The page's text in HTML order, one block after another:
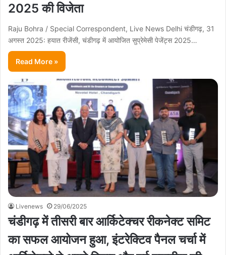
2025 की विजेता
Raju Bohra / Special Correspondent, Live News Delhi चंडीगढ़, 31
अगस्त 2025: हयात रीजेंसी, चंडीगढ़ में आयोजित सुप्रेमेसी पेजेंट्स 2025…
Read More »
Livenews 29/06/2025
चंडीगढ़ में तीसरी बार आर्किटेक्चर रीकनेक्ट समिट
का सफल आयोजन हुआ, इंटरेक्टिव पैनल चर्चा में